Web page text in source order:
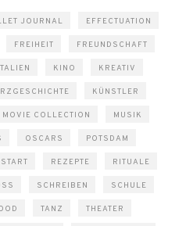
JOURNAL EFFECTUATION
FREIHEIT FREUNDSCHAFT
KINO KREATIV
KÜNSTLER
MOVIE COLLECTION MUSIK
OSCARS POTSDAM
REZEPTE RITUALE
SCHREIBEN SCHULE
TANZ THEATER